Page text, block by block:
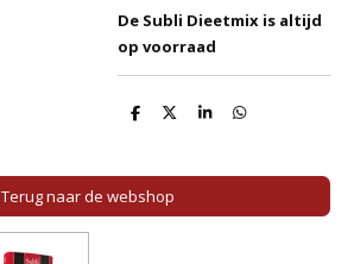
De Subli Dieetmix is altijd
op voorraad
D
n
D
S
e
D
n
Terug naar de webshop